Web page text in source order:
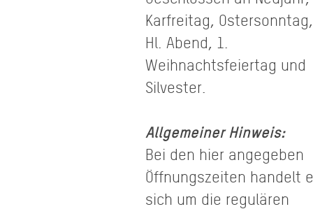
Karfreitag, Ostersonntag,
Hl. Abend, 1.
Weihnachtsfeiertag und
Silvester.
Allgemeiner Hinweis:
Bei den hier angegeben
Öffnungszeiten handelt
sich um die regulären